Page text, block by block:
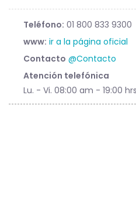
Teléfono: 01 800 833 9300
www: ir a la página oficial
Contacto @Contacto
Atención telefónica
Lu. - Vi. 08:00 am - 19:00